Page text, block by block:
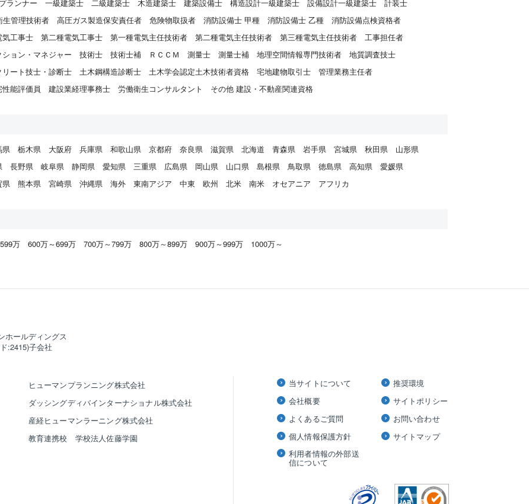
ランナー 一級建築士 二級建築士 木造建築士 建築設備士 構造設計一級建築士 設備設計一級建築士
計装士
生管理技術者 高圧ガス製造保安責任者 危険物取扱者 消防設備士 甲種 消防設備士 乙種
消防設備点検資格者
工事士 第二種電気工事士 第一種電気主任技術者 第二種電気主任技術者 第三種電気主任技術者
工事担任者
ョン・マネジャー 技術士 技術士補 ＲＣＣＭ 測量士 測量士補 地理空間情報専門技術者
地質調査技士
リート技士・診断士 土木鋼構造診断士 土木学会認定土木技術者資格 宅地建物取引士
管理業務主任者
能評価員 建設業経理事務士 労働衛生コンサルタント その他 建設・不動産関連資格
県 栃木県 大阪府 兵庫県 和歌山県 京都府 奈良県 滋賀県 北海道 青森県 岩手県 宮城県 秋田県
山形県
長野県 岐阜県 静岡県 愛知県 三重県 広島県 岡山県 山口県 島根県 鳥取県 徳島県 高知県
愛媛県
県 熊本県 宮崎県 沖縄県 海外 東南アジア 中東 欧州 北米 南米 オセアニア アフリカ
万 600万～699万 700万～799万 800万～899万 900万～999万 1000万～
ホールディングス
:2415)子会社
ヒューマンプランニング株式会社
ダッシングディバインターナショナル株式会社
産経ヒューマンラーニング株式会社
教育連携校 学校法人佐藤学園
当サイトについて
会社概要
よくあるご質問
個人情報保護方針
利用者情報の外部送
信について
推奨環境
サイトポリシー
お問い合わせ
サイトマップ